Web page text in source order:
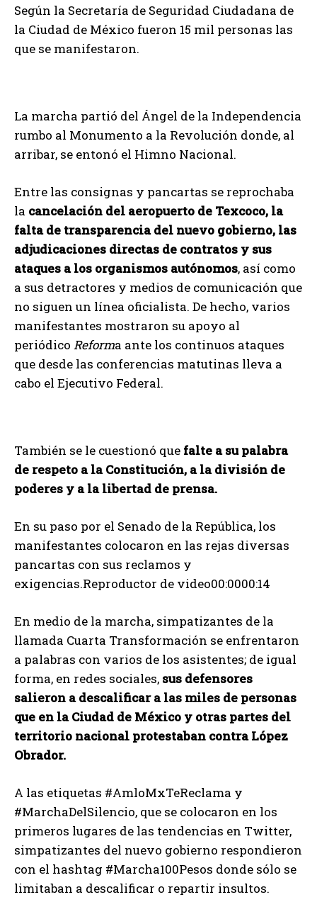
Según la Secretaría de Seguridad Ciudadana de
la Ciudad de México fueron 15 mil personas las
que se manifestaron.
La marcha partió del Ángel de la Independencia
rumbo al Monumento a la Revolución donde, al
arribar, se entonó el Himno Nacional.
Entre las consignas y pancartas se reprochaba
la cancelación del aeropuerto de Texcoco, la
falta de transparencia del nuevo gobierno, las
adjudicaciones directas de contratos y sus
ataques a los organismos autónomos, así como
a sus detractores y medios de comunicación que
no siguen un línea oficialista. De hecho, varios
manifestantes mostraron su apoyo al
periódico Reforma ante los continuos ataques
que desde las conferencias matutinas lleva a
cabo el Ejecutivo Federal.
También se le cuestionó que falte a su palabra
de respeto a la Constitución, a la división de
poderes y a la libertad de prensa.
En su paso por el Senado de la República, los
manifestantes colocaron en las rejas diversas
pancartas con sus reclamos y
exigencias.Reproductor de video00:0000:14
En medio de la marcha, simpatizantes de la
llamada Cuarta Transformación se enfrentaron
a palabras con varios de los asistentes; de igual
forma, en redes sociales, sus defensores
salieron a descalificar a las miles de personas
que en la Ciudad de México y otras partes del
territorio nacional protestaban contra López
Obrador.
A las etiquetas #AmloMxTeReclama y
#MarchaDelSilencio, que se colocaron en los
primeros lugares de las tendencias en Twitter,
simpatizantes del nuevo gobierno respondieron
con el hashtag #Marcha100Pesos donde sólo se
limitaban a descalificar o repartir insultos.